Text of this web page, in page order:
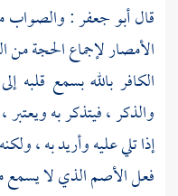
قالأبو جعفر: والصواب
الأمصار لإجماع الحجة
الكافر بالله بسمع قلبه
والذكر ، فيتذكر به
إذا تلي عليه وأريد به ،
فعل الأصم الذي لا يسمع